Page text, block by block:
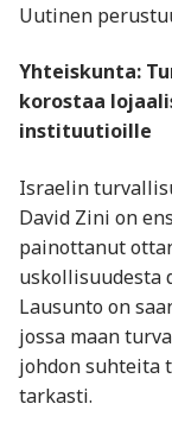
Uutinen
Yhteiskunta:
korostaa
instituutioille
Israelin
David Zini on
painottanut
uskollisuudesta
Lausunto on
jossa maan
johdon suhteita
tarkasti.